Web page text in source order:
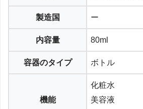
製造国 ー
内容量 80ml
容器のタイプ ボトル
機能
化粧水
美容液